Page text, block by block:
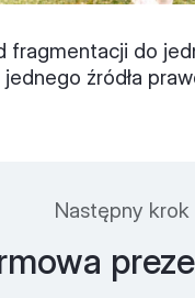
fragmentacji do
źródła
Następny krok